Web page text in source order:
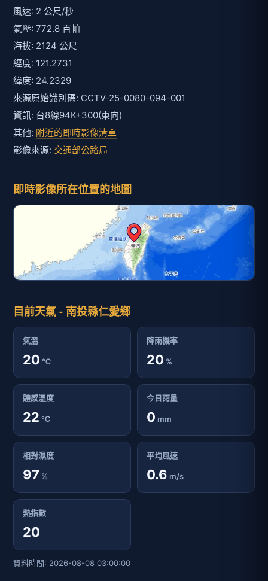
風速: 2 公尺/秒
氣壓: 772.8 百帕
海拔: 2124 公尺
經度: 121.2731
緯度: 24.2329
來源原始識別碼: CCTV-25-0080-094-001
資訊: 台8線94K+300(東向)
其他: 附近的即時影像清單
影像來源: 交通部公路局
即時影像所在位置的地圖
目前天氣 - 南投縣仁愛鄉
氣溫
20 ℃
降雨機率
20 %
體感溫度
22 ℃
今日雨量
0 mm
相對濕度
97 %
平均風速
0.6 m/s
熱指數
20
資料時間: 2026-08-08 03:00:00